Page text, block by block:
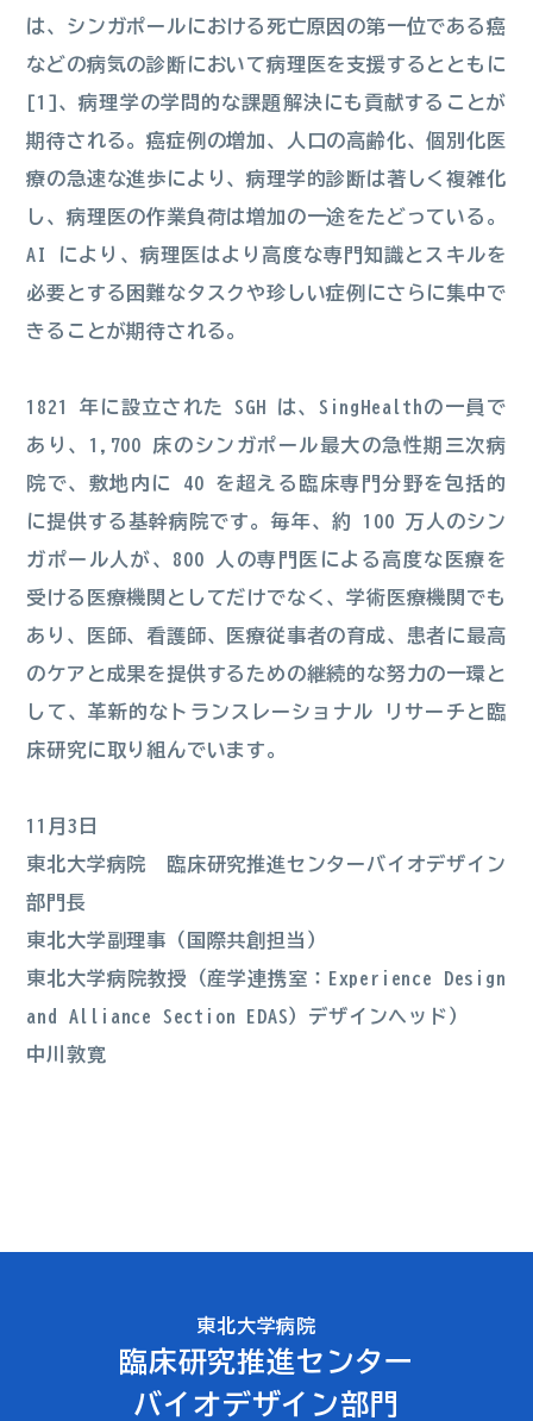
は、シンガポールにおける死亡原因の第一位である癌
などの病気の診断において病理医を支援するとともに
[1]、病理学の学問的な課題解決にも貢献することが
期待される。癌症例の増加、人口の高齢化、個別化医
療の急速な進歩により、病理学的診断は著しく複雑化
し、病理医の作業負荷は増加の一途をたどっている。
AI により、病理医はより高度な専門知識とスキルを
必要とする困難なタスクや珍しい症例にさらに集中で
きることが期待される。
1821 年に設立された SGH は、SingHealthの一員​​で
あり、1,700 床のシンガポール最大の急性期三次病
院で、敷地内に 40 を超える臨床専門分野を包括的
に提供する基幹病院です。毎年、約 100 万人のシン
ガポール人が、800 人の専門医による高度な医療を
受ける医療機関としてだけでなく、学術医療機関でも
あり、医師、看護師、医療従事者の育成、患者に最高
のケアと成果を提供するための継続的な努力の一環と
して、革新的なトランスレーショナル リサーチと臨
床研究に取り組んでいます。
11月3日
東北大学病院 臨床研究推進センターバイオデザイン
部門長
東北大学副理事（国際共創担当）
東北大学病院教授（産学連携室：Experience Design
and Alliance Section EDAS）デザインヘッド）
中川敦寛
東北大学病院
臨床研究推進センター
バイオデザイン部門